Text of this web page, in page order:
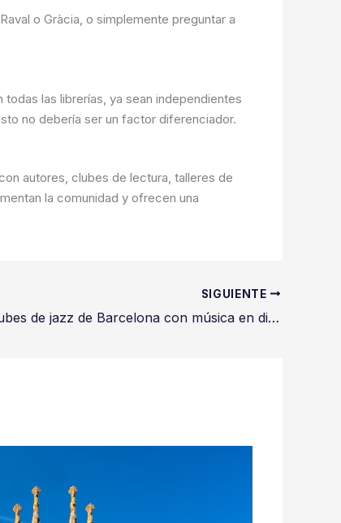
o Gràcia, o simplemente preguntar a
las librerías, ya sean independientes
no debería ser un factor diferenciador.
autores, clubes de lectura, talleres de
la comunidad y ofrecen una
SIGUIENTE
Los mejores clubes de jazz de Barcelona con música en directo